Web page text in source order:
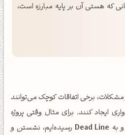
که هستی آن بر پایه مبارزه است،
برخی اتفاقات کوچک می‌توانند
ایجاد کنند. برای مثال وقتی پروژه
به Dead Lineرسیده‌ایم، نشستن و